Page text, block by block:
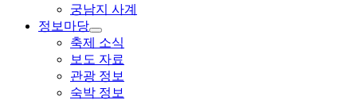
궁남지 사계
정보마당
축제 소식
보도 자료
관광 정보
숙박 정보